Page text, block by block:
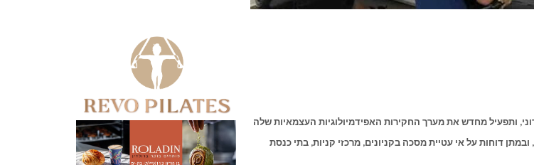
ותפעיל מחדש את מערך החקירות האפידמיולוגיות העצמאיות שלה
דוחות על אי עטיית מסכה בקניונים, מרכזי קניות, בתי כנסת